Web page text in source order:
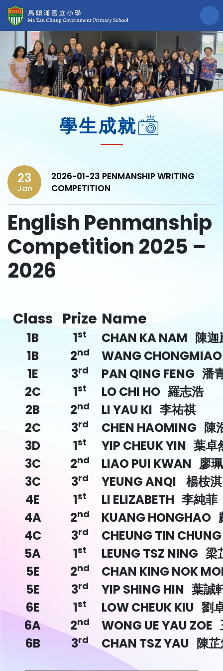
學生成就
23
Jan
2026-01-23 PENMANSHIP WRITING
COMPETITION
English Penmanship
Competition 2025 –
2026
Class Prize Name
1B 1st
CHAN KA NAM 陳迦
1B
2nd
WANG
1E
3rd
PAN QING FENG 潘
2C
1st
LO CHI HO 羅志浩
2B
2nd
LI YAU KI 李祐祺
2C
3rd
CHEN HAOMING 陳
3D
1st
YIP CHEUK YIN 葉卓
3C
2nd
LIAO PUI KWAN 廖
3C
3rd
YEUNG ANQI 楊桉淇
4E
1st
LI ELIZABETH 李純菲
4A
2nd
KUANG HONGHAO
4C
3rd
CHEUNG TIN
5A
1st
LEUNG TSZ NING 梁
5E
2nd
CHAN KING NOK
5E
3rd
YIP SHING HIN 葉誠
6E
1st
LOW CHEUK KIU 劉
6A
2nd
WONG UE YAU ZOE
6B
3rd CHAN TSZ YAU 陳